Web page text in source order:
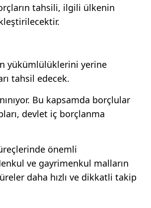
tahsili, ilgili ülkenin
yükümlülüklerini yerine
tahsil edecek.
Bu kapsamda borçlular
devlet iç borçlanma
önemli
ve gayrimenkul malların
daha hızlı ve dikkatli takip